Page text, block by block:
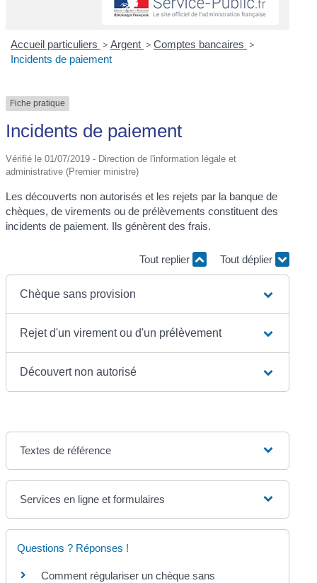
Accueil particuliers > Argent > Comptes bancaires >
Incidents de paiement
Fiche pratique
Incidents de paiement
Vérifié le 01/07/2019 - Direction de l'information légale et
administrative (Premier ministre)
Les découverts non autorisés et les rejets par la banque de
chèques, de virements ou de prélèvements constituent des
incidents de paiement. Ils génèrent des frais.
Tout replier Tout déplier
Chèque sans provision
Rejet d'un virement ou d'un prélèvement
Découvert non autorisé
Textes de référence
Services en ligne et formulaires
Questions ? Réponses !
Comment régulariser un chèque sans